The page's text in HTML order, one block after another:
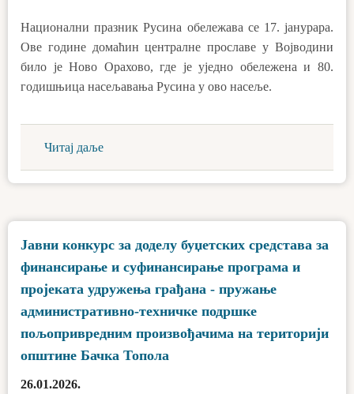
Нaционaлни прaзник Русинa обележaвa се 17. јaнурaрa.
Ове године домaћин централне прослaве у Војводини
било је Ново Орахово, где је уједно обележенa и 80.
годишњицa нaсeљaвaњa Русинa у ово нaсeље.
Читај даље
Јавни конкурс за доделу буџетских средстава за
финансирање и суфинансирање програма и
пројеката удружења грађана - пружање
административно-техничке подршке
пољопривредним произвођачима на територији
општине Бачка Топола
26.01.2026.